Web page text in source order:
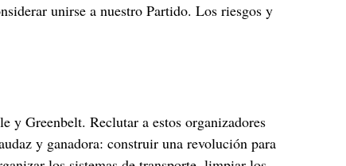
unirse a nuestro Partido. Los riesgos y
y Greenbelt. Reclutar a estos organizadores
y ganadora: construir una revolución para